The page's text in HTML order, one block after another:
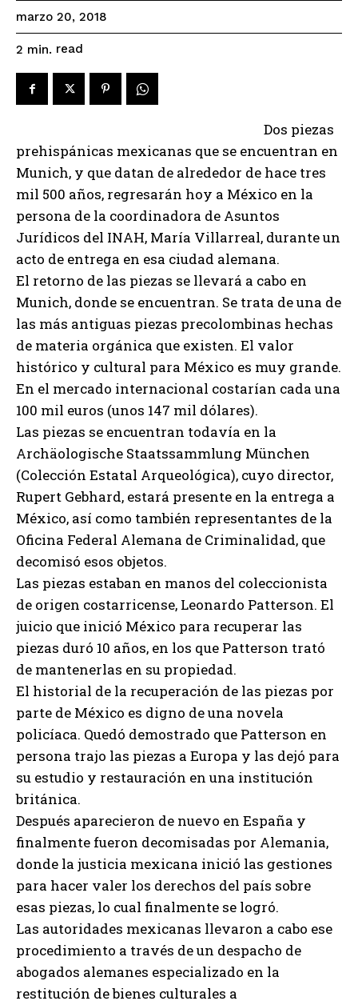
marzo 20, 2018
2 min. read
Dos piezas
prehispánicas mexicanas que se encuentran en
Munich, y que datan de alrededor de hace tres
mil 500 años, regresarán hoy a México en la
persona de la coordinadora de Asuntos
Jurídicos del INAH, María Villarreal, durante un
acto de entrega en esa ciudad alemana.
El retorno de las piezas se llevará a cabo en
Munich, donde se encuentran. Se trata de una de
las más antiguas piezas precolombinas hechas
de materia orgánica que existen. El valor
histórico y cultural para México es muy grande.
En el mercado internacional costarían cada una
100 mil euros (unos 147 mil dólares).
Las piezas se encuentran todavía en la
Archäologische Staatssammlung München
(Colección Estatal Arqueológica), cuyo director,
Rupert Gebhard, estará presente en la entrega a
México, así como también representantes de la
Oficina Federal Alemana de Criminalidad, que
decomisó esos objetos.
Las piezas estaban en manos del coleccionista
de origen costarricense, Leonardo Patterson. El
juicio que inició México para recuperar las
piezas duró 10 años, en los que Patterson trató
de mantenerlas en su propiedad.
El historial de la recuperación de las piezas por
parte de México es digno de una novela
policíaca. Quedó demostrado que Patterson en
persona trajo las piezas a Europa y las dejó para
su estudio y restauración en una institución
británica.
Después aparecieron de nuevo en España y
finalmente fueron decomisadas por Alemania,
donde la justicia mexicana inició las gestiones
para hacer valer los derechos del país sobre
esas piezas, lo cual finalmente se logró.
Las autoridades mexicanas llevaron a cabo ese
procedimiento a través de un despacho de
abogados alemanes especializado en la
restitución de bienes culturales a